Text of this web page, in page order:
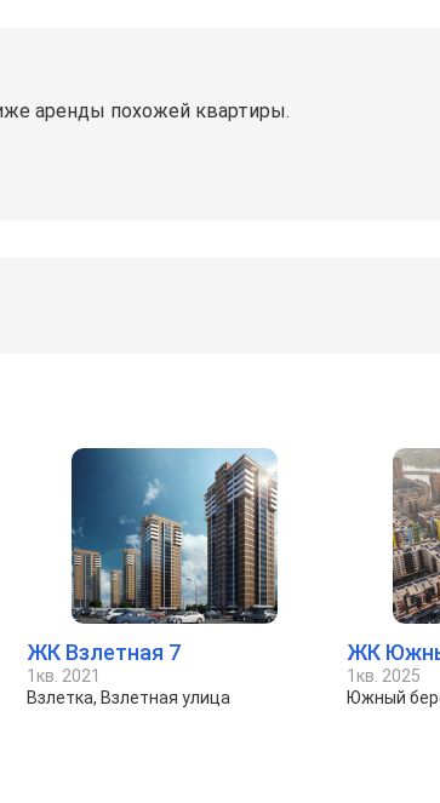
аренды похожей квартиры.
ЖК Взлетная 7
1кв. 2021
Взлетка, Взлетная улица
ЖК
1кв. 2025
Южный